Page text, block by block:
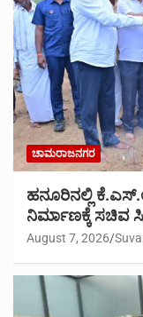
ಚಾಮರಾಜನಗರ
ಹನೂರಿನಲ್ಲಿ
ನಿರ್ಮಾಣಕ್ಕೆ ಸಚಿವ
August 7, 2026